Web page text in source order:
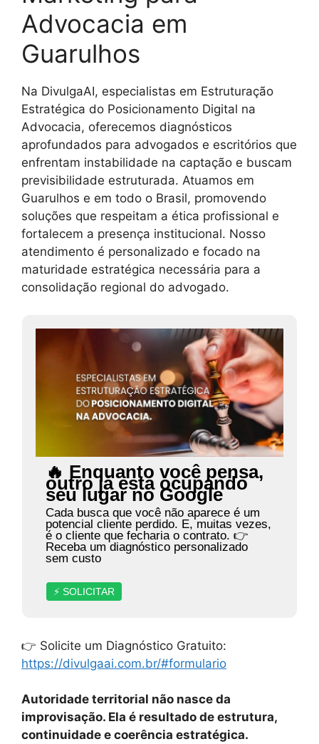
Advocacia em
Guarulhos
Na DivulgaAI, especialistas em Estruturação
Estratégica do Posicionamento Digital na
Advocacia, oferecemos diagnósticos
aprofundados para advogados e escritórios que
enfrentam instabilidade na captação e buscam
previsibilidade estruturada. Atuamos em
Guarulhos e em todo o Brasil, promovendo
soluções que respeitam a ética profissional e
fortalecem a presença institucional. Nosso
atendimento é personalizado e focado na
maturidade estratégica necessária para a
consolidação regional do advogado.
🔥 Enquanto você pensa,
outro já está ocupando
seu lugar no Google
Cada busca que você não aparece é um
potencial cliente perdido. E, muitas vezes,
é o cliente que fecharia o contrato. 👉
Receba um diagnóstico personalizado
sem custo
⚡ SOLICITAR
👉 Solicite um Diagnóstico Gratuito:
https://divulgaai.com.br/#formulario
Autoridade territorial não nasce da
improvisação. Ela é resultado de estrutura,
continuidade e coerência estratégica.